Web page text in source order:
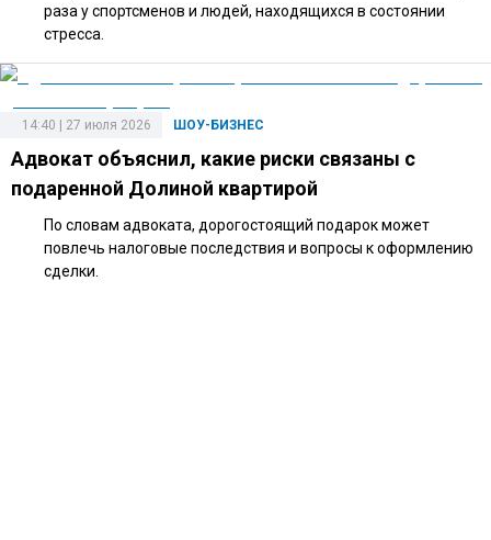
раза у спортсменов и людей, находящихся в состоянии
стресса.
ШОУ-БИЗНЕС
14:40 | 27 июля 2026
Адвокат объяснил, какие риски связаны с
подаренной Долиной квартирой
По словам адвоката, дорогостоящий подарок может
повлечь налоговые последствия и вопросы к оформлению
сделки.